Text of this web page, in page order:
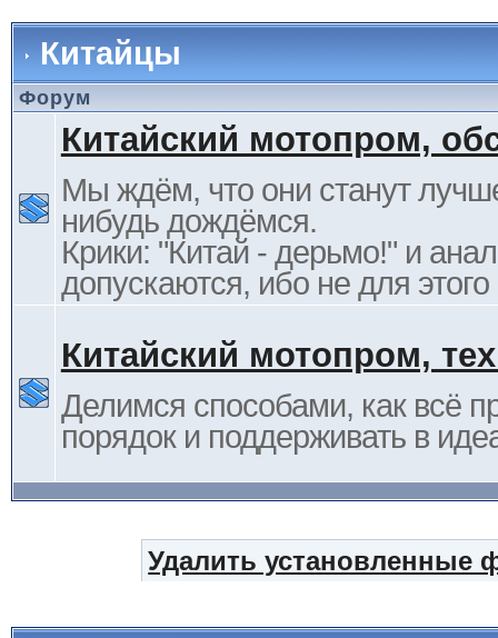
Китайцы
Форум
Китайский мотопром,
Мы ждём, что они станут
нибудь дождёмся.
Крики: "Китай - дерьмо!" и
допускаются, ибо не для
Китайский мотопром,
Делимся способами, как всё
порядок и поддерживать в
Удалить установленные